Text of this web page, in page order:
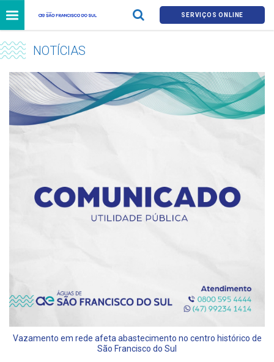
SERVIÇOS ONLINE
NOTÍCIAS
Vazamento em rede afeta abastecimento no centro histórico de
São Francisco do Sul